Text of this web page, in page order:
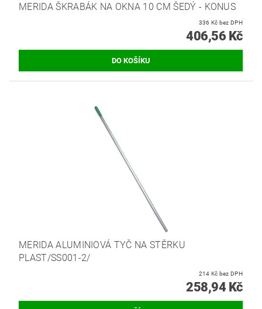
MERIDA ŠKRABÁK NA OKNA 10 CM ŠEDÝ - KONUS
336 Kč bez DPH
406,56 Kč
MERIDA ALUMINIOVÁ TYČ NA STĚRKU
PLAST/SS001-2/
214 Kč bez DPH
258,94 Kč